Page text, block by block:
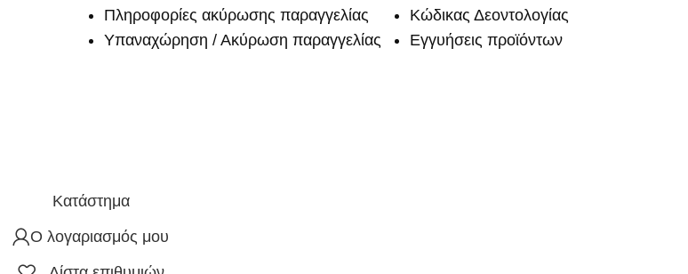
Πληροφορίες ακύρωσης παραγγελίας
Υπαναχώρηση / Ακύρωση παραγγελίας
Κώδικας Δεοντολογίας
Εγγυήσεις προϊόντων
Κατάστημα
Ο λογαριασμός μου